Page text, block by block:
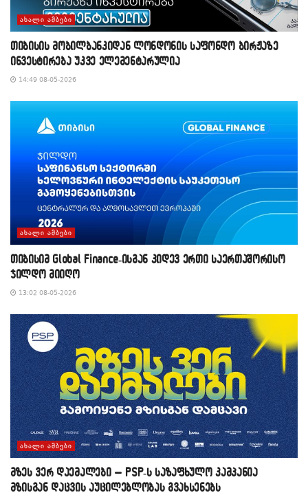
ᲐᲮᲐᲚᲘ ᲐᲛᲑᲔᲑᲘ
თიბისის მობილბანკიდან ლონდონის საფონდო ბირჟაზე
ინვესტირება უკვე ელემენტარულია
14:49 08-05-2026
ᲐᲮᲐᲚᲘ ᲐᲛᲑᲔᲑᲘ
თიბისიმ Global Finance-ისგან კიდევ ერთი საერთაშორისო
ჯილდო მიიღო
13:02 08-05-2026
ᲐᲮᲐᲚᲘ ᲐᲛᲑᲔᲑᲘ
მზეს ვერ დაემალები – PSP-ს საზაფხულო კამპანია
მზისგან დაცვის აუცილებლობას გვახსენებს